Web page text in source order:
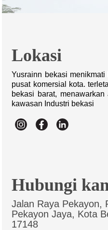
Lokasi
Yusrainn bekasi
pusat komersial kota.
bekasi barat,
kawasan Industri bekasi
Hubungi
Jalan Raya Pekayon,
Pekayon Jaya, Kota
17148